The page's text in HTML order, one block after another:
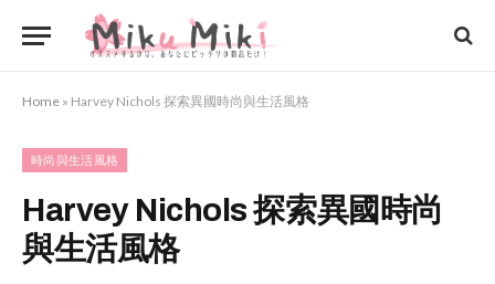
Home » Harvey Nichols 探索異國時尚與生活風格
時尚與生活風格
Harvey Nichols 探索異國時尚
與生活風格